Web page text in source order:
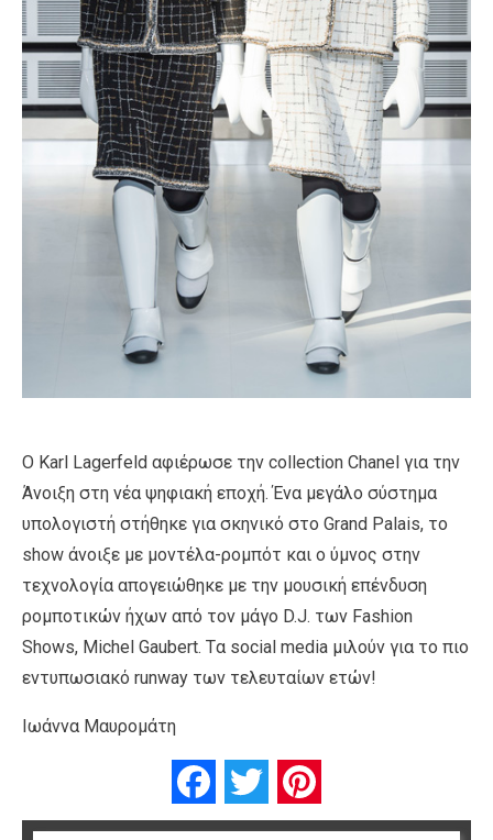
Ο Karl Lagerfeld αφιέρωσε την collection Chanel για την
Άνοιξη στη νέα ψηφιακή εποχή. Ένα μεγάλο σύστημα
υπολογιστή στήθηκε για σκηνικό στο Grand Palais, το
show άνοιξε με μοντέλα-ρομπότ και ο ύμνος στην
τεχνολογία απογειώθηκε με την μουσική επένδυση
ρομποτικών ήχων από τον μάγο D.J. των Fashion
Shows, Μichel Gaubert. Tα social media μιλούν για το πιο
εντυπωσιακό runway των τελευταίων ετών!
Ιωάννα Μαυρομάτη
FacebookTwitter